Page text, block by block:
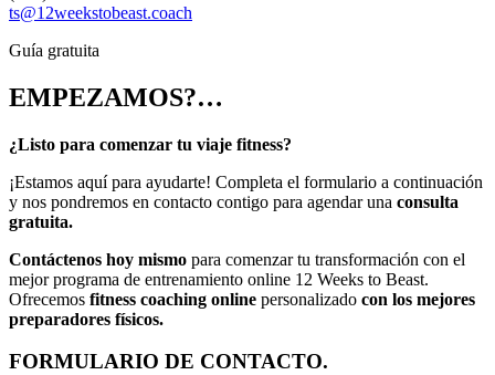
ts@12weekstobeast.coach
Guía gratuita
EMPEZAMOS?…
¿Listo para comenzar tu viaje fitness?
¡Estamos aquí para ayudarte! Completa el formulario a continuación
y nos pondremos en contacto contigo para agendar una consulta
gratuita.
Contáctenos hoy mismo para comenzar tu transformación con el
mejor programa de entrenamiento online 12 Weeks to Beast.
Ofrecemos fitness coaching online personalizado con los mejores
preparadores físicos.
FORMULARIO DE CONTACTO.